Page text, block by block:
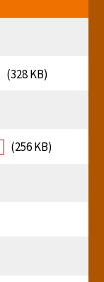
(328 KB)
(256 KB)